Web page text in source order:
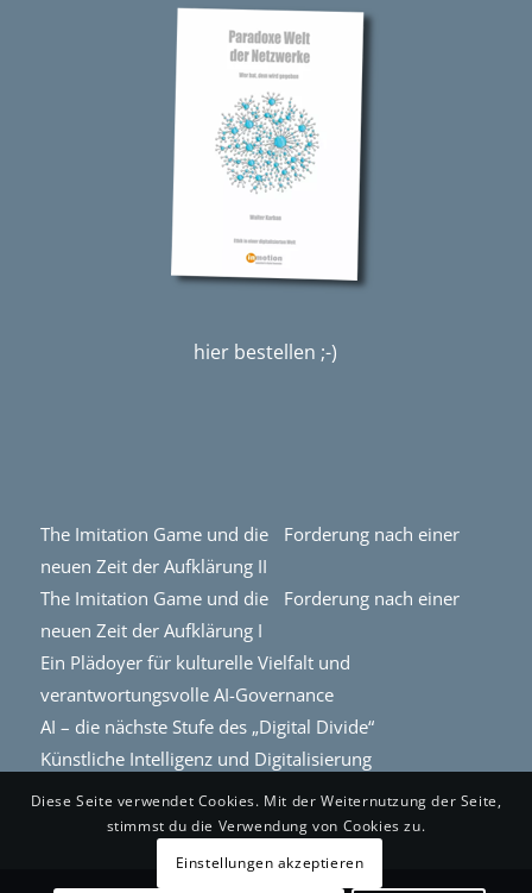
hier bestellen ;-)
The Imitation Game und die Forderung nach einer
neuen Zeit der Aufklärung II
The Imitation Game und die Forderung nach einer
neuen Zeit der Aufklärung I
Ein Plädoyer für kulturelle Vielfalt und
verantwortungsvolle AI-Governance
AI – die nächste Stufe des „Digital Divide“
Künstliche Intelligenz und Digitalisierung
Diese Seite verwendet Cookies. Mit der Weiternutzung der Seite,
stimmst du die Verwendung von Cookies zu.
Einstellungen akzeptieren